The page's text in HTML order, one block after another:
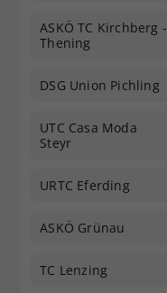
ASKÖ TC Kirchberg -
Thening
DSG Union Pichling
UTC Casa Moda
Steyr
URTC Eferding
ASKÖ Grünau
TC Lenzing